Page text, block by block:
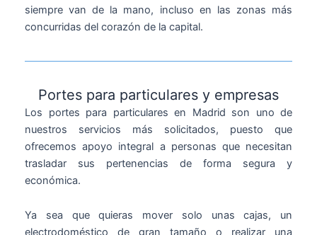
siempre van de la mano, incluso en las zonas más
concurridas del corazón de la capital.
Portes para particulares y empresas
Los portes para particulares en Madrid son uno de
nuestros servicios más solicitados, puesto que
ofrecemos apoyo integral a personas que necesitan
trasladar sus pertenencias de forma segura y
económica.
Ya sea que quieras mover solo unas cajas, un
electrodoméstico de gran tamaño o realizar una